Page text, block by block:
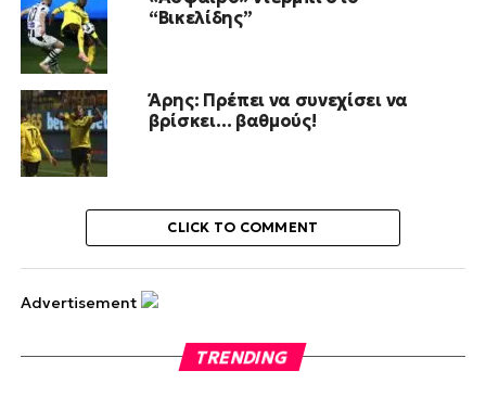
“Βικελίδης”
Άρης: Πρέπει να συνεχίσει να
βρίσκει… βαθμούς!
CLICK TO COMMENT
Advertisement
TRENDING